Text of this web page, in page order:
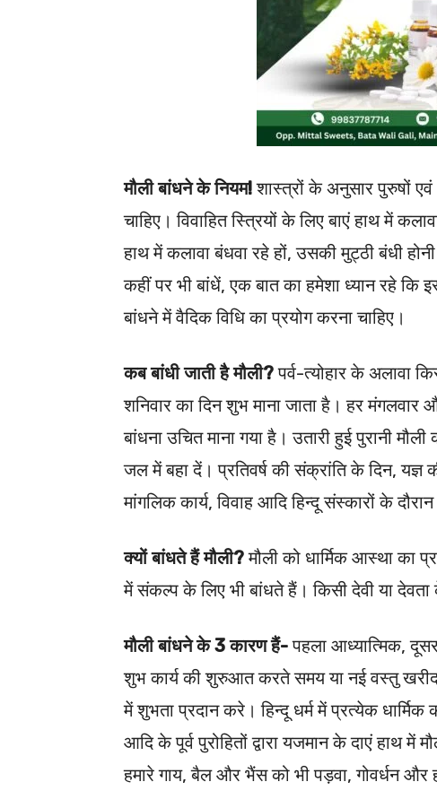
मौली बांधने के नियम!शास्त्रों के अनुसार पुरुषों एवं
चाहिए। विवाहित स्त्रियों के लिए बाएं हाथ में
हाथ में कलावा बंधवा रहे हों, उसकी मुट्ठी बंधी
कहीं पर भी बांधें, एक बात का हमेशा ध्यान रहे
बांधने में वैदिक विधि का प्रयोग करना चाहिए।
कब बांधी जाती है मौली?पर्व-त्योहार के अलावा
शनिवार का दिन शुभ माना जाता है। हर मंगलवार
बांधना उचित माना गया है। उतारी हुई पुरानी
जल में बहा दें। प्रतिवर्ष की संक्रांति के दिन,
मांगलिक कार्य, विवाह आदि हिन्दू संस्कारों के दौरान
क्यों बांधते हैं मौली?मौली को धार्मिक आस्था का
में संकल्प के लिए भी बांधते हैं। किसी देवी या
मौली बांधने के 3 कारण हैं-पहला आध्यात्मिक,
शुभ कार्य की शुरुआत करते समय या नई वस्तु
में शुभता प्रदान करे। हिन्दू धर्म में प्रत्येक
आदि के पूर्व पुरोहितों द्वारा यजमान के दाएं हाथ
हमारे गाय, बैल और भैंस को भी पड़वा, गोवर्धन और